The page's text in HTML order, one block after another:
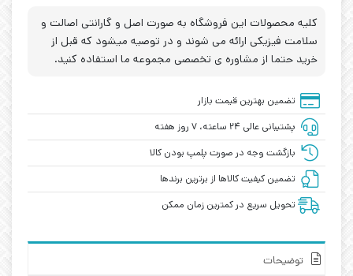
کلیه محصولات این فروشگاه به صورت اصل و گارانتی اصالت و
سلامت فیزیکی ارائه می شوند و در توصیه میشود که قبل از
خرید حتما از مشاوره ی تخصصی مجموعه ما استفاده کنید.
تضمین بهترین قیمت بازار
پشتیبانی عالی ۲۴ ساعته، ۷ روز هفته
بازگشت وجه در صورت پلمپ بودن کالا
تضمین کیفیت کالاها از برترین برندها
تحویل سریع در کمترین زمان ممکن
توضیحات